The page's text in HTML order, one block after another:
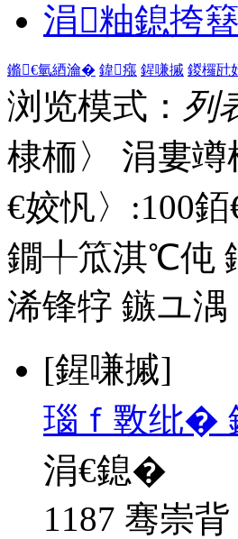
涓粙鎴挎簮
鏅€氫綇瀹� 鍏瘬 鍟嗛摵 鍐欏瓧
浏览模式： 列
棣栭〉 涓婁
€姣忛〉:100
鐗╀笟淇℃伅
浠锋牸 鏃ユ湡
[鍟嗛摵]
瑙ｆ斁纰�
涓€鎴�
1187 骞崇背